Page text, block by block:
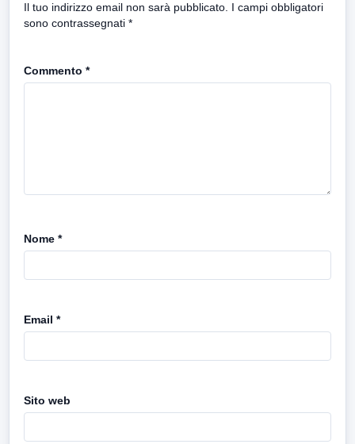
Il tuo indirizzo email non sarà pubblicato. I campi obbligatori
sono contrassegnati *
Commento *
Nome *
Email *
Sito web